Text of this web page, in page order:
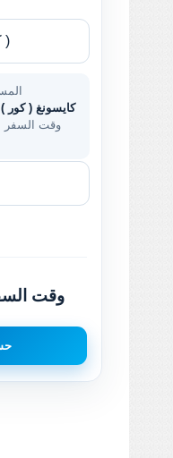
Hamhung ( كور ) - كايسونغ ( كور )